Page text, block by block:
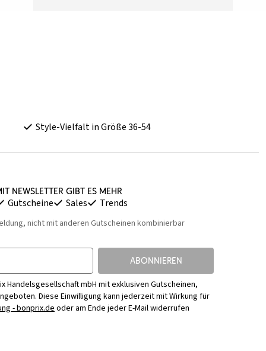
Style-Vielfalt in Größe 36-54
Newsletter gibt es mehr
Gutscheine Sales Trends
nicht mit anderen Gutscheinen kombinierbar
ABONNIEREN
Handelsgesellschaft mbH mit exklusiven Gutscheinen,
Diese Einwilligung kann jederzeit mit Wirkung für
- bonprix.deoder am Ende jeder E-Mail widerrufen